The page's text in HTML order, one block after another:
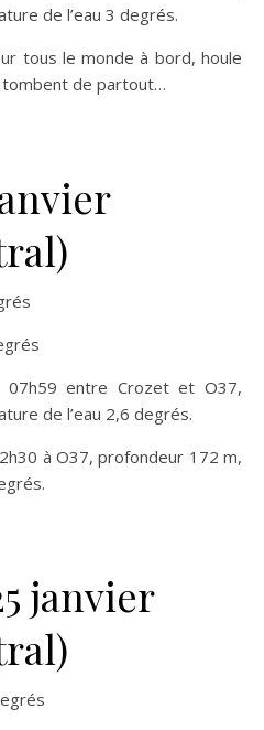
de l’eau 3 degrés.
tous le monde à bord, houle
de partout…
07h59 entre Crozet et O37,
de l’eau 2,6 degrés.
à O37, profondeur 172 m,
janvier